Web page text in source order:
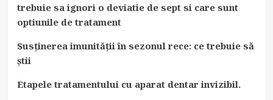
trebuie sa ignori o deviatie de sept si care sunt
optiunile de tratament
Susținerea imunității în sezonul rece: ce trebuie să
știi
Etapele tratamentului cu aparat dentar invizibil.